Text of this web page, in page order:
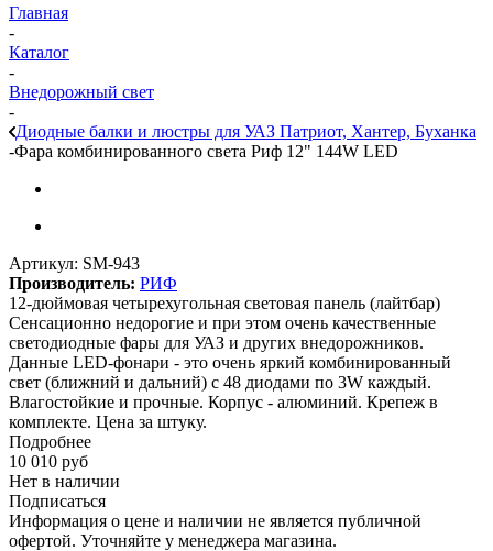
Главная
-
Каталог
-
Внедорожный свет
-
Диодные балки и люстры для УАЗ Патриот, Хантер, Буханка
-Фара комбинированного света Риф 12" 144W LED
Артикул: SM-943
Производитель: РИФ
12-дюймовая четырехугольная световая панель (лайтбар)
Сенсационно недорогие и при этом очень качественные
светодиодные фары для УАЗ и других внедорожников.
Данные LED-фонари - это очень яркий комбинированный
свет (ближний и дальний) с 48 диодами по 3W каждый.
Влагостойкие и прочные. Корпус - алюминий. Крепеж в
комплекте. Цена за штуку.
Подробнее
10 010 руб
Нет в наличии
Подписаться
Информация о цене и наличии не является публичной
офертой. Уточняйте у менеджера магазина.